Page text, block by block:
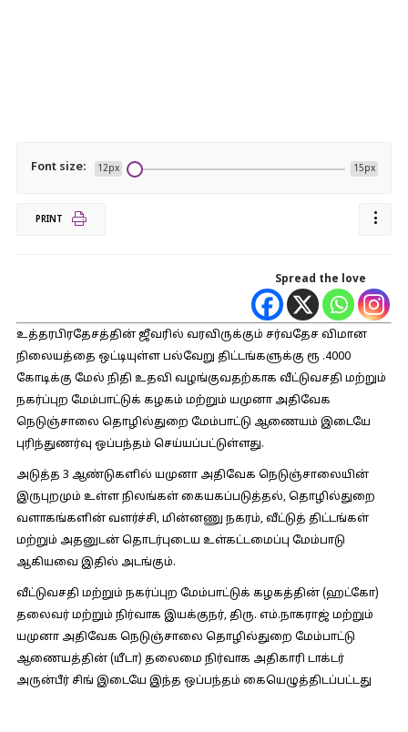
Font size: 12px 15px
PRINT
Spread the love
உத்தரபிரதேசத்தின் ஜீவரில் வரவிருக்கும் சர்வதேச விமான
நிலையத்தை ஒட்டியுள்ள பல்வேறு திட்டங்களுக்கு ரூ .4000
கோடிக்கு மேல் நிதி உதவி வழங்குவதற்காக வீட்டுவசதி மற்றும்
நகர்ப்புற மேம்பாட்டுக் கழகம் மற்றும் யமுனா அதிவேக
நெடுஞ்சாலை தொழில்துறை மேம்பாட்டு ஆணையம் இடையே
புரிந்துணர்வு ஒப்பந்தம் செய்யப்பட்டுள்ளது.
அடுத்த 3 ஆண்டுகளில் யமுனா அதிவேக நெடுஞ்சாலையின்
இருபுறமும் உள்ள நிலங்கள் கையகப்படுத்தல், தொழில்துறை
வளாகங்களின் வளர்ச்சி, மின்னணு நகரம், வீட்டுத் திட்டங்கள்
மற்றும் அதனுடன் தொடர்புடைய உள்கட்டமைப்பு மேம்பாடு
ஆகியவை இதில் அடங்கும்.
வீட்டுவசதி மற்றும் நகர்ப்புற மேம்பாட்டுக் கழகத்தின் (ஹட்கோ)
தலைவர் மற்றும் நிர்வாக இயக்குநர், திரு. எம்.நாகராஜ் மற்றும்
யமுனா அதிவேக நெடுஞ்சாலை தொழில்துறை மேம்பாட்டு
ஆணையத்தின் (யீடா) தலைமை நிர்வாக அதிகாரி டாக்டர்
அருன்பீர் சிங் இடையே இந்த ஒப்பந்தம் கையெழுத்திடப்பட்டது